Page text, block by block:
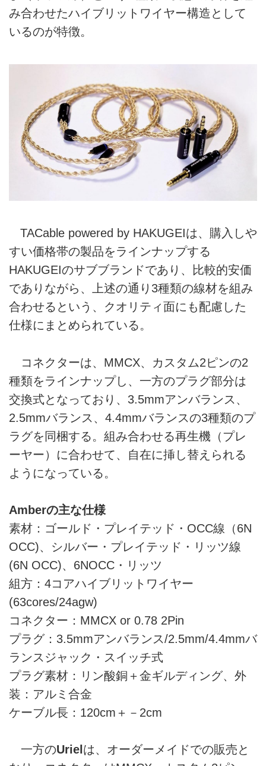
み合わせたハイブリットワイヤー構造として
いるのが特徴。
TACable powered by HAKUGEIは、購入しや
すい価格帯の製品をラインナップする
HAKUGEIのサブブランドであり、比較的安価
でありながら、上述の通り3種類の線材を組み
合わせるという、クオリティ面にも配慮した
仕様にまとめられている。
コネクターは、MMCX、カスタム2ピンの2
種類をラインナップし、一方のプラグ部分は
交換式となっており、3.5mmアンバランス、
2.5mmバランス、4.4mmバランスの3種類のプ
ラグを同梱する。組み合わせる再生機（プレ
ーヤー）に合わせて、自在に挿し替えられる
ようになっている。
Amberの主な仕様
素材：ゴールド・プレイテッド・OCC線（6N
OCC)、シルバー・プレイテッド・リッツ線
(6N OCC)、6NOCC・リッツ
組方：4コアハイブリットワイヤー
(63cores/24agw)
コネクター：MMCX or 0.78 2Pin
プラグ：3.5mmアンバランス/2.5mm/4.4mmバ
ランスジャック・スイッチ式
プラグ素材：リン酸銅＋金ギルディング、外
装：アルミ合金
ケーブル長：120cm＋－2cm
一方のUriel は、オーダーメイドでの販売と